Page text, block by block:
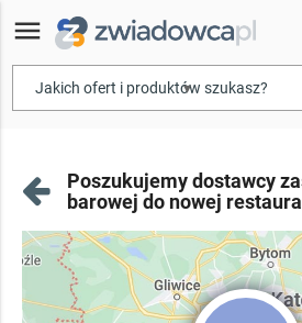
menu
▾
Poszukujemy dostawcy
barowej do nowej